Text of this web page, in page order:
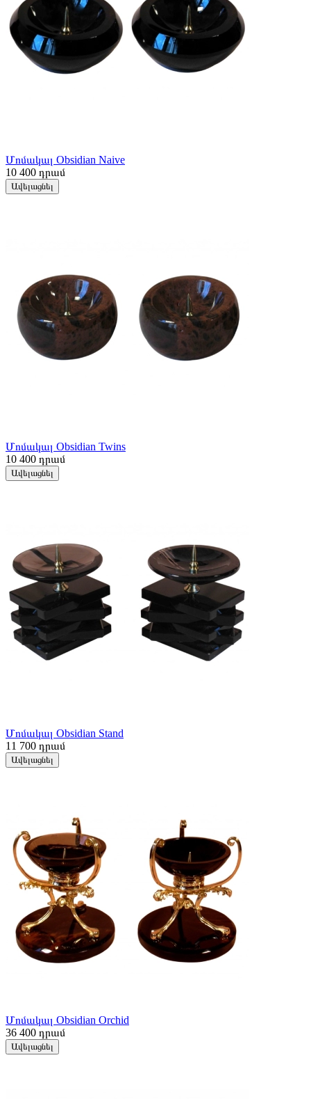
Մոմակալ Obsidian Naive
10 400 դրամ
Ավելացնել
Մոմակալ Obsidian Twins
10 400 դրամ
Ավելացնել
Մոմակալ Obsidian Stand
11 700 դրամ
Ավելացնել
Մոմակալ Obsidian Orchid
36 400 դրամ
Ավելացնել